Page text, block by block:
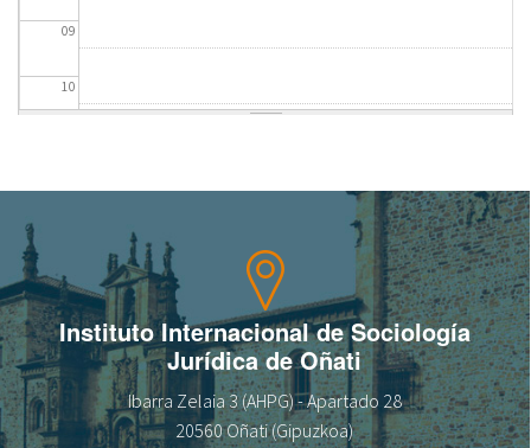
09
10
14
16
Instituto Internacional de Sociología
Jurídica de Oñati
Ibarra Zelaia 3 (AHPG) - Apartado 28
20560 Oñati (Gipuzkoa)